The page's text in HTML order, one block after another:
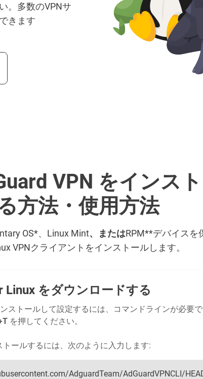
。多数のVPNサ
きます
VPN をインス
方法・使用方法
OS*、 Linux Mint、またはRPM**デバイスを
VPNクライアントをインストールします。
Linux をダウンロードする
ストールして設定するには、コマンドラインが必要
を押してください。
ールするには、次のように入力します:
AdguardTeam/AdGuardVPNCLI/